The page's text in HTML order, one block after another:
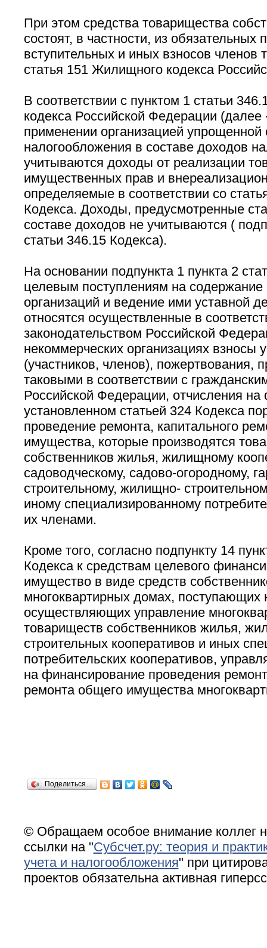
При этом средства товарищества
состоят, в частности, из обязательных
вступительных и иных взносов членов
статья 151 Жилищного кодекса
В соответствии с пунктом 1 статьи
кодекса Российской Федерации (далее
применении организацией упрощенной
налогообложения в составе доходов
учитываются доходы от реализации
имущественных прав и
определяемые в соответствии со
Кодекса. Доходы, предусмотренные
составе доходов не учитываются (
статьи 346.15 Кодекса).
На основании подпункта 1 пункта 2
целевым поступлениям на содержание
организаций и ведение ими уставной
относятся осуществленные в
законодательством Российской
некоммерческих организациях взносы
(участников, членов), пожертвования,
таковыми в соответствии с
Российской Федерации, отчисления
установленном статьей 324 Кодекса
проведение ремонта, капитального
имущества, которые производятся
собственников жилья, жилищному
садоводческому, садово-огородному,
строительному, жилищно-
иному специализированному
их членами.
Кроме того, согласно подпункту 14
Кодекса к средствам целевого
имущество в виде средств
многоквартирных домах, поступающих
осуществляющих управление
товариществ собственников жилья,
строительных кооперативов и иных
потребительских кооперативов,
на финансирование проведения
ремонта общего имущества
Поделиться…
© Обращаем особое внимание коллег
ссылки на "Субсчет.ру: теория и
учета и налогообложения" при
проектов обязательна активная